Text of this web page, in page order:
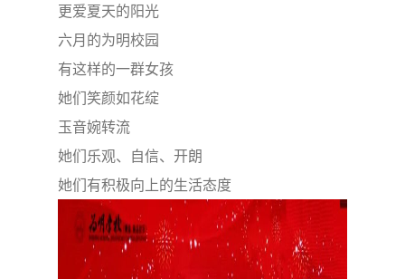
更爱夏天的阳光
六月的为明校园
有这样的一群女孩
她们笑颜如花绽
玉音婉转流
她们乐观、自信、开朗
她们有积极向上的生活态度